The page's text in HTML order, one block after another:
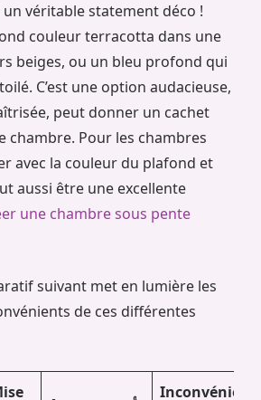
véritable statement déco !
couleur terracotta dans une
beiges, ou un bleu profond qui
C’est une option audacieuse,
peut donner un cachet
chambre. Pour les chambres
avec la couleur du plafond et
aussi être une excellente
une chambre sous pente
suivant met en lumière les
de ces différentes